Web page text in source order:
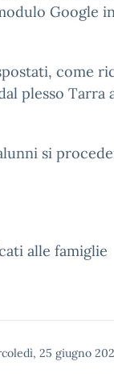
Google
come
plesso Tarra
si
alle famiglie
25 giugno